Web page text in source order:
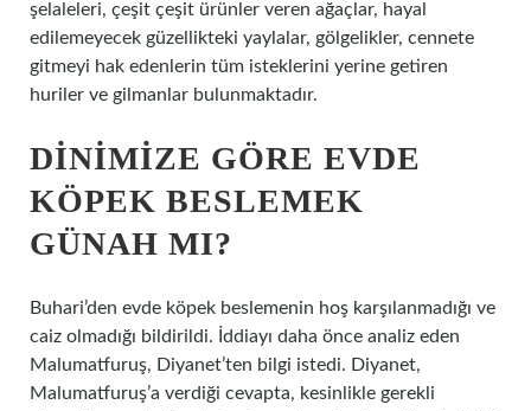
şelaleleri, çeşit çeşit ürünler veren ağaçlar, hayal
edilemeyecek güzellikteki yaylalar, gölgelikler, cennete
gitmeyi hak edenlerin tüm isteklerini yerine getiren
huriler ve gilmanlar bulunmaktadır.
DINIMIZE GÖRE EVDE
KÖPEK BESLEMEK
GÜNAH MI?
Buhari’den evde köpek beslemenin hoş karşılanmadığı ve
caiz olmadığı bildirildi. İddiayı daha önce analiz eden
Malumatfuruş, Diyanet’ten bilgi istedi. Diyanet,
Malumatfuruş’a verdiği cevapta, kesinlikle gerekli